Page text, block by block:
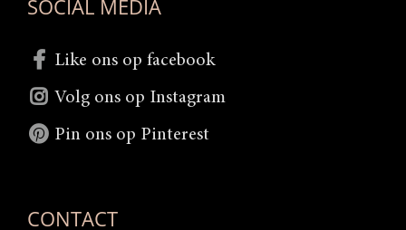
SOCIAL MEDIA
Like ons op facebook
Volg ons op Instagram
Pin ons op Pinterest
CONTACT